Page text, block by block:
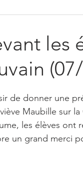
les
de donner une
Maubille sur
les élèves ont
un grand merci